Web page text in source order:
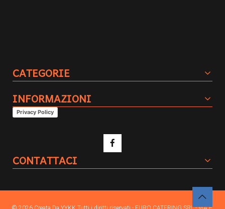
CATEGORIE
INFORMAZIONI
Privacy Policy
CONTATTACI